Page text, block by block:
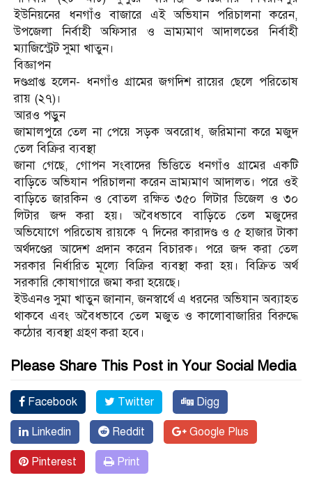
ইউনিয়নের ধনগাঁও বাজারে এই অভিযান পরিচালনা করেন,
উপজেলা নির্বাহী অফিসার ও ভ্রাম্যমাণ আদালতের নির্বাহী
ম্যাজিস্ট্রেট সুমা খাতুন।
বিজ্ঞাপন
দণ্ডপ্রাপ্ত হলেন- ধনগাঁও গ্রামের জগদিশ রায়ের ছেলে পরিতোষ
রায় (২৭)।
আরও পড়ুন
জামালপুরে তেল না পেয়ে সড়ক অবরোধ, জরিমানা করে মজুদ
তেল বিক্রির ব্যবস্থা
জানা গেছে, গোপন সংবাদের ভিত্তিতে ধনগাঁও গ্রামের একটি
বাড়িতে অভিযান পরিচালনা করেন ভ্রাম্যমাণ আদালত। পরে ওই
বাড়িতে জারকিন ও বোতল রক্ষিত ৩৫০ লিটার ডিজেল ও ৩০
লিটার জব্দ করা হয়। অবৈধভাবে বাড়িতে তেল মজুদের
অভিযোগে পরিতোষ রায়কে ৭ দিনের কারাদণ্ড ও ৫ হাজার টাকা
অর্থদণ্ডের আদেশ প্রদান করেন বিচারক। পরে জব্দ করা তেল
সরকার নির্ধারিত মূল্যে বিক্রির ব্যবস্থা করা হয়। বিক্রিত অর্থ
সরকারি কোষাগারে জমা করা হয়েছে।
ইউএনও সুমা খাতুন জানান, জনস্বার্থে এ ধরনের অভিযান অব্যাহত
থাকবে এবং অবৈধভাবে তেল মজুত ও কালোবাজারির বিরুদ্ধে
কঠোর ব্যবস্থা গ্রহণ করা হবে।
Please Share This Post in Your Social Media
Facebook Twitter Digg
Linkedin Reddit Google Plus
Pinterest Print